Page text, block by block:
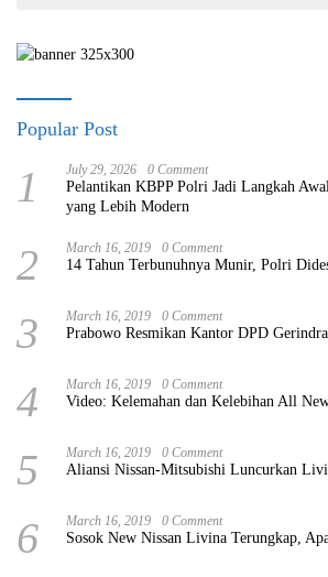
Popular Post
1 July 29, 2026 0 Comment
Pelantikan KBPP Polri Jadi Langkah
yang Lebih Modern
2 March 16, 2019 0 Comment
14 Tahun Terbunuhnya Munir, Polri
3 March 16, 2019 0 Comment
Prabowo Resmikan Kantor DPD
4 March 16, 2019 0 Comment
Video: Kelemahan dan Kelebihan All
5 March 16, 2019 0 Comment
Aliansi Nissan-Mitsubishi Luncurkan
6 March 16, 2019 0 Comment
Sosok New Nissan Livina Terungkap,